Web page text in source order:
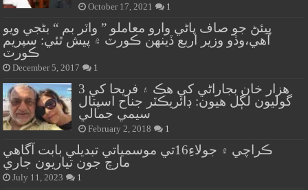
October 17, 2021 1
پيئڻ جو صاف پاڻي وارو معاملو ” واٽر بم “ بڻجي ويو
آهي،وڏو وزير اربع ڏينهن ڪورٽ ۾ پيش ٿئي: سپريم
ڪورٽ
December 5, 2017 1
هزار خان بجاراڻي کي هڪ ۽ فريحا کي 3
گوليون لڳل هيون: ڊائريڪٽر جناح اسپتال
سيمي جمالي
February 2, 2018 1
ڪراچي ۾ جولاءِ16تي موسمياتي تبديلي بابت آگاهي
مارچ جون تياريون جاري
July 11, 2023 1